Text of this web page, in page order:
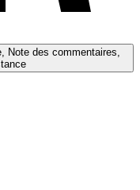
Note des commentaires,